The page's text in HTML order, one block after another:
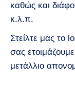
καθώς και
κ.λ.π.
Στείλτε μας το
σας
μετάλλιο